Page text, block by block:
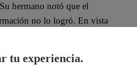
Su hermano notó que el
no lo logró. En vista
despertó la molestia de
tu experiencia.